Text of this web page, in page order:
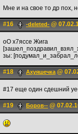
Мне и на свое то др пох,
#16 -deleted- @
оО х7яссе Жига
зы:
#18 Ахуяшечка@
#17 еще один сдешний
#19 Боров-- @